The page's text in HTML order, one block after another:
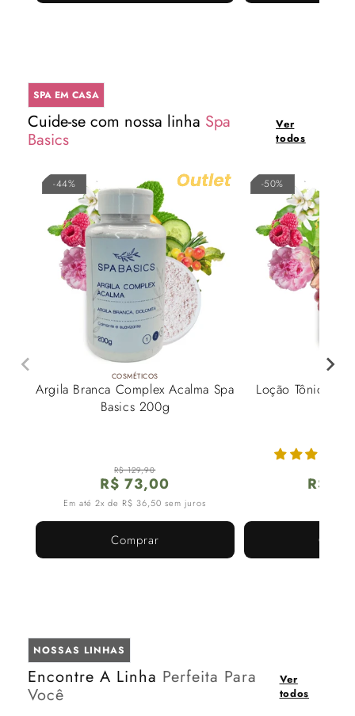
SPA EM CASA
Cuide-se com nossa linha Spa
Basics
Ver
todos
-44%
COSMÉTICOS
Argila Branca Complex Acalma Spa
Basics 200g
Preço
de
saldo
R$ 73,00
Preço
normal
R$ 129,90
Em até 2x de R$ 36,50 sem juros
Comprar
-50%
Loção Tônica
R$
NOSSAS LINHAS
Encontre A Linha Perfeita Para
Você
Ver
todos